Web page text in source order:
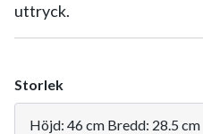
uttryck.
Storlek